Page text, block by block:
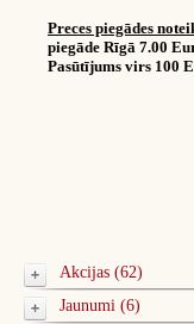
Preces piegādes
piegāde Rīgā 7.00
Pasūtījums virs 100
Akcijas (62)
Jaunumi (6)